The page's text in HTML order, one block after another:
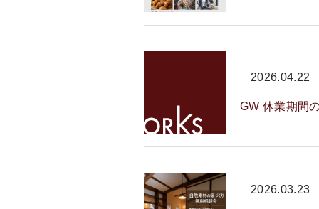
2026.04.22
GW 休業期間
2026.03.23